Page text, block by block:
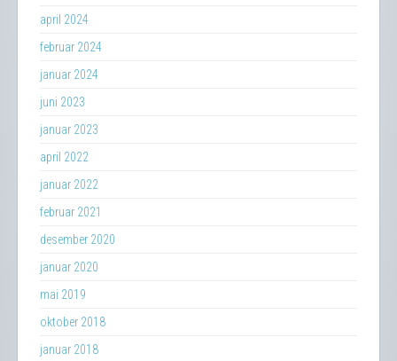
april 2024
februar 2024
januar 2024
juni 2023
januar 2023
april 2022
januar 2022
februar 2021
desember 2020
januar 2020
mai 2019
oktober 2018
januar 2018